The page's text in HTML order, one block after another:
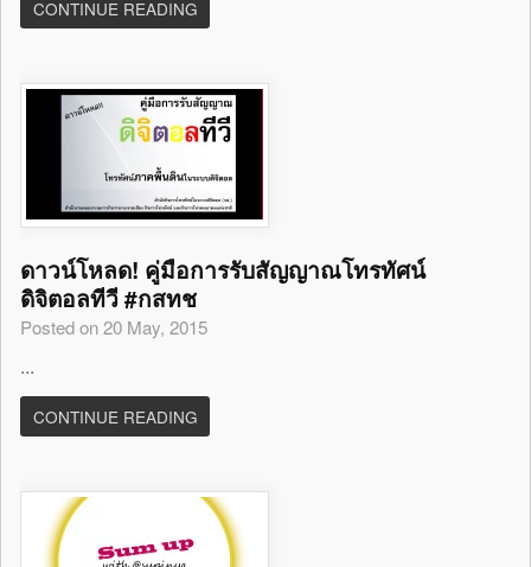
CONTINUE READING
ดาวน์โหลด! คู่มือการรับสัญญาณโทรทัศน์
ดิจิตอลทีวี #กสทช
Posted on 20 May, 2015
...
CONTINUE READING